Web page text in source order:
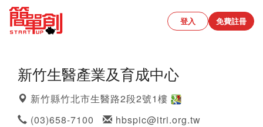
登入 免費註冊
新竹生醫產業及育成中心
新竹縣竹北市生醫路2段2號1樓
(03)658-7100
hbspic@itri.org.tw